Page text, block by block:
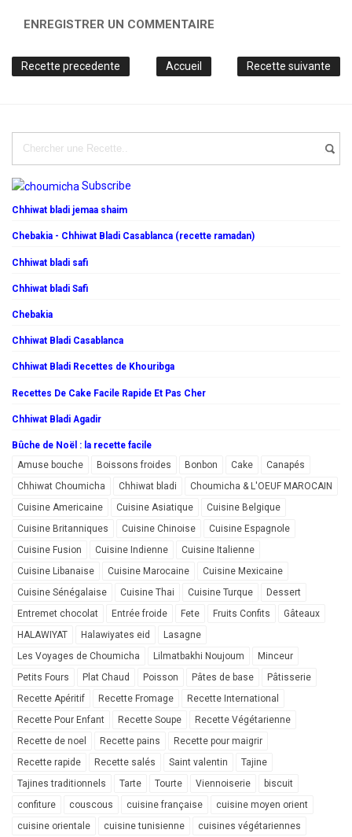
ENREGISTRER UN COMMENTAIRE
Recette precedente Recette suivante
Accueil
Subscribe
Chhiwat bladi jemaa shaim
Chebakia - Chhiwat Bladi Casablanca (recette ramadan)
Chhiwat bladi safi
Chhiwat bladi Safi
Chebakia
Chhiwat Bladi Casablanca
Chhiwat Bladi Recettes de Khouribga
Recettes De Cake Facile Rapide Et Pas Cher
Chhiwat Bladi Agadir
Bûche de Noël : la recette facile
Amuse bouche
Boissons froides Bonbon Cake
Canapés
Chhiwat Choumicha
Chhiwat bladi
Choumicha & L'OEUF MAROCAIN
Cuisine Americaine
Cuisine Asiatique
Cuisine Belgique
Cuisine Britanniques
Cuisine Chinoise
Cuisine Espagnole
Cuisine Fusion
Cuisine Indienne
Cuisine Italienne
Cuisine Libanaise
Cuisine Marocaine
Cuisine Mexicaine
Cuisine Sénégalaise
Cuisine Thai Cuisine Turque
Dessert
Entremet chocolat
Entrée froide Fete Fruits Confits
Gâteaux
HALAWIYAT
Halawiyates eid
Lasagne
Les Voyages de Choumicha
Lilmatbakhi Noujoum
Minceur
Petits Fours
Plat Chaud Poisson Pâtes de base
Pâtisserie
Recette Apéritif
Recette Fromage
Recette International
Recette Pour Enfant
Recette Soupe
Recette Végétarienne
Recette de noel
Recette pains
Recette pour maigrir
Recette rapide
Recette salés Saint valentin
Tajine
Tajines traditionnels
Tarte Tourte Viennoiserie
biscuit
confiture
couscous cuisine française
cuisine moyen orient
cuisine orientale
cuisine tunisienne cuisines végétariennes